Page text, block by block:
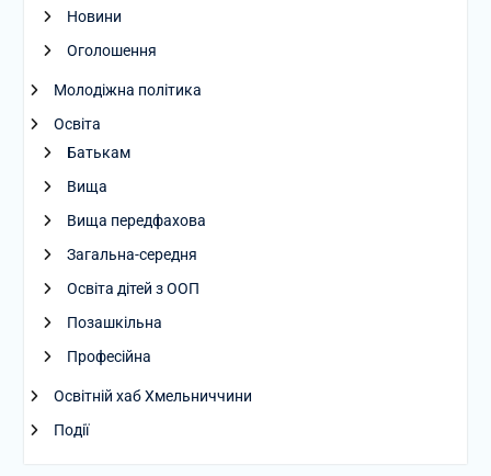
Новини
Оголошення
Молодіжна політика
Освіта
Батькам
Вища
Вища передфахова
Загальна-середня
Освіта дітей з ООП
Позашкільна
Професійна
Освітній хаб Хмельниччини
Події